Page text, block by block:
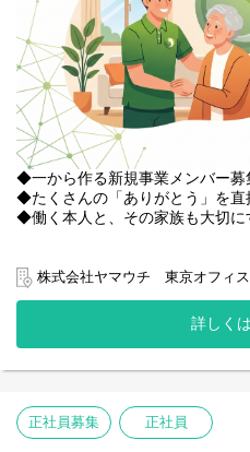
◆一から作る新規事業メンバー募
◆たくさんの「ありがとう」を直
◆働く本人と、その家族も大切に
ョン』にて、
ヘルパーの指導・育成、利用者様
店舗運営業務全般を担当いただき
【主な業務】
・訪問介護計画書の作成、モニタ
・サービス担当者会議など出席
・利用者様への訪問介護業務
株式会社ヤマウチ 東京オフィス
詳しく
正社員募集 正社員